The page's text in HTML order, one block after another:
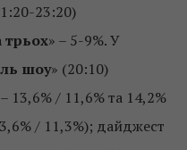
23:20)
трьох» – 5-9%. У
шоу» (20:10)
/ 11,6% та 14,2%
/ 11,3%); дайджест